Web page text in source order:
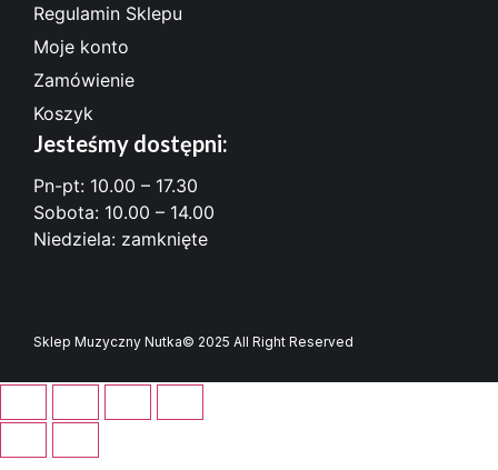
Regulamin Sklepu
Moje konto
Zamówienie
Koszyk
Jesteśmy dostępni:
Pn-pt: 10.00 – 17.30
Sobota: 10.00 – 14.00
Niedziela: zamknięte
Sklep Muzyczny Nutka© 2025 All Right Reserved